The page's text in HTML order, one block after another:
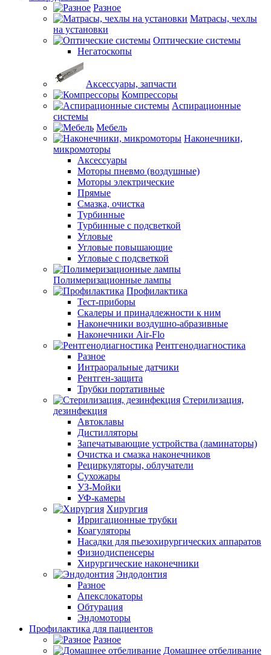
Разное
Матрасы, чехлы
на установки
Оптические системы
Негатоскопы
Аксессуары, запчасти
Компрессоры
Аспирационные
системы
Мебель
Наконечники,
микромоторы
Аксессуары
Моторы пневмо (воздушные)
Моторы электрические
Прямые
Смазка, очистка
Турбинные
Турбинные с подсветкой
Угловые
Угловые повышающие
Угловые с подсветкой
Полимеризационные лампы
Профилактика
Тест-приборы
Скалеры и принадлежности к ним
Наконечники воздушно-абразивные
Наконечники Air-Flo
Рентгенодиагностика
Разное
Интраоральные датчики
Рентген-защита
Трубки портативные
Стерилизация,
дезинфекция
Автоклавы
Дистилляторы
Запечатывающие устройства (ламинаторы)
Очистка и смазка наконечников
Рециркуляторы, облучатели
Сухожары
УЗ-Мойки
УФ-камеры
Хирургия
Ирригационные трубки
Коагуляторы
Насадки для пьезохирургических аппаратов
Физиодиспенсеры
Хирургические наконечники
Эндодонтия
Разное
Апекслокаторы
Обтурация
Эндомоторы
Профилактика для пациентов
Разное
Домашнее отбеливание